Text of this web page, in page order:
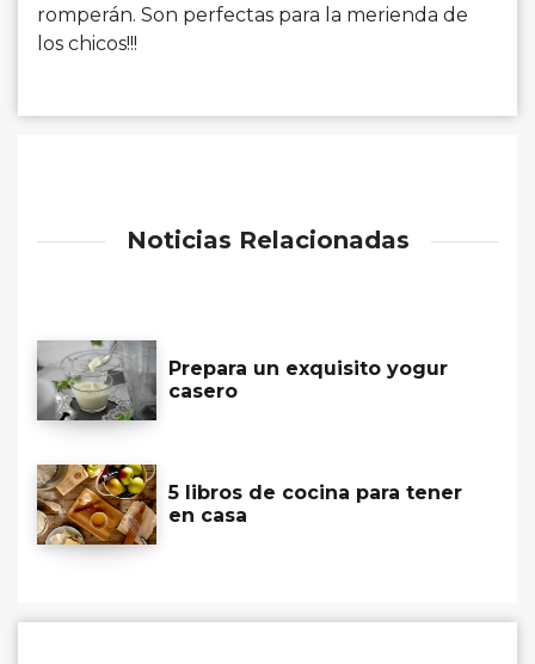
romperán. Son perfectas para la merienda de
los chicos!!!
Noticias Relacionadas
Prepara un exquisito yogur
casero
5 libros de cocina para tener
en casa